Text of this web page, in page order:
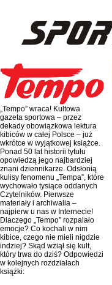
„Tempo” wraca! Kultowa
gazeta sportowa – przez
dekady obowiązkowa lektura
kibiców w całej Polsce – już
wkrótce w wyjątkowej książce.
Ponad 50 lat historii tytułu
opowiedzą jego najbardziej
znani dziennikarze. Odsłonią
kulisy fenomenu „Tempa”, które
wychowało tysiące oddanych
Czytelników. Pierwsze
materiały i archiwalia –
najpierw u nas w Internecie!
Dlaczego „Tempo” rozpalało
emocje? Co kochali w nim
kibice, czego nie mieli nigdzie
indziej? Skąd wziął się kult,
który trwa do dziś? Odpowiedzi
w kolejnych rozdziałach
książki: